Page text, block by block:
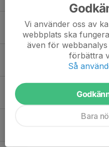
En bra majmånad för
7 jun 2022 0
Helgens match
15 maj 2022 0
0
Normallunken
Vi använder oss av
webbplats ska
även för
förbättra
Så
Bara